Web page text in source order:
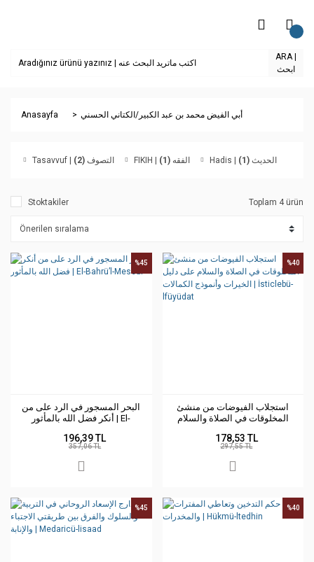
ARA |
ابحث
Anasayfa أبي الفيض محمد بن عبد الكبير/الكتاني الحسني
Tasavvuf | التصوف(2) FIKIH | الفقه(1) Hadis | الحديث(1)
Stoktakiler Toplam 4 ürün
البحر المسجور في الرد على من
أنكر فضل الله بالمأثور | El-
%45
196,39 TL
357,06 TL
استجلاب الفيوضات من منشئ
المخلوقات في الصلاة والسلام
الكمالات | İsticlebü-lfüyüdat
%40
178,53 TL
297,55 TL
%45 %40